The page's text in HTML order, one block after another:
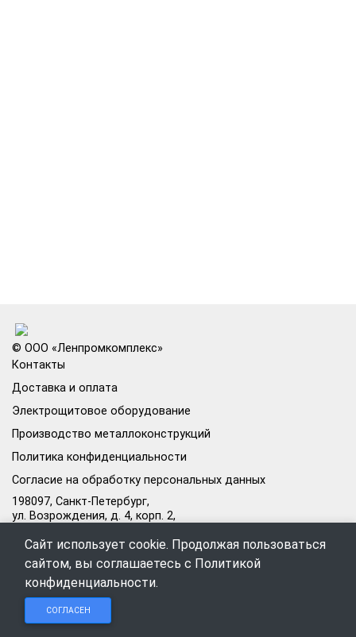
© ООО «Ленпромкомплекс»
Контакты
Доставка и оплата
Электрощитовое оборудование
Производство металлоконструкций
Политика конфиденциальности
Согласие на обработку персональных данных
198097, Санкт-Петербург,
ул. Возрождения, д. 4, корп. 2,
Режим работы офиса:
Пн–Пт: 09:00–18:00
+7 (812) 309-98-44
Сайт использует cookie. Продолжая пользоваться
сайтом, вы соглашаетесь с Политикой
конфиденциальности.
СОГЛАСЕН